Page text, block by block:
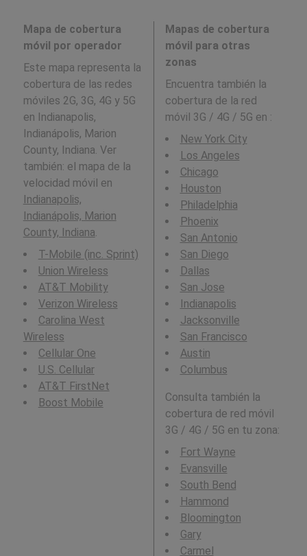
Mapa de cobertura
móvil por operador
Este mapa representa la
cobertura de las redes
móviles 2G, 3G, 4G y 5G
en Indianapolis,
Indianápolis, Marion
County, Indiana. Ver
también: el mapa de la
velocidad móvil en
Indianapolis,
Indianápolis, Marion
County, Indiana
T-Mobile (inc. Sprint)
Union Wireless
AT&T Mobility
Verizon Wireless
Carolina West
Wireless
Cellular One
U.S. Cellular
AT&T FirstNet
Boost Mobile
Mapas de cobertura
móvil para otras
zonas
Encuentra también la
cobertura de la red
móvil 3G / 4G / 5G en :
New York City
Los Angeles
Chicago
Houston
Philadelphia
Phoenix
San Antonio
San Diego
Dallas
San Jose
Indianapolis
Jacksonville
San Francisco
Austin
Columbus
Consulta también la
cobertura de red móvil
3G / 4G / 5G en tu zona:
Fort Wayne
Evansville
South Bend
Hammond
Bloomington
Gary
Carmel